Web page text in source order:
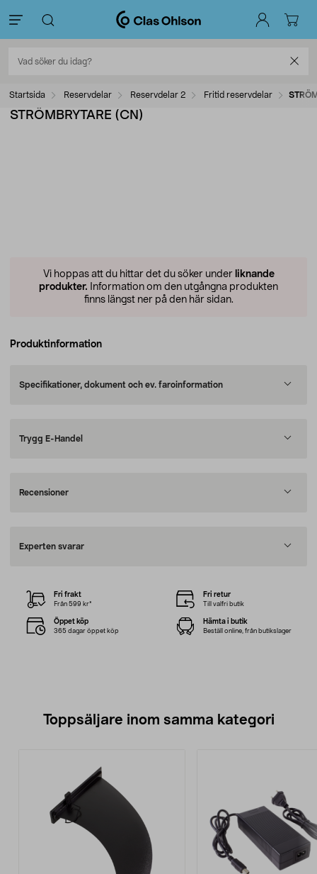
Startsida Reservdelar Reservdelar 2 Fritid reservdelar
STRÖMBRYTARE (CN)
Vi hoppas att du hittar det du söker under liknande
produkter. Information om den utgångna produkten
finns längst ner på den här sidan.
Produktinformation
Specifikationer, dokument och ev. faroinformation
Trygg E-Handel
Recensioner
Experten svarar
Fri frakt
Från 599 kr*
Fri retur
Till valfri butik
Öppet köp
365 dagar öppet köp
Hämta i butik
Beställ online, från butikslager
Toppsäljare inom samma kategori